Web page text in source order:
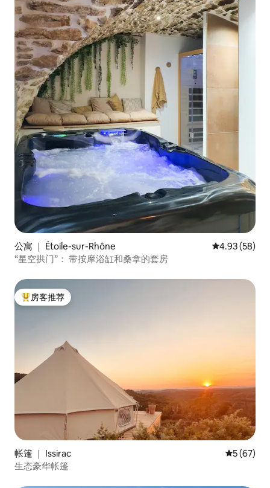
公寓 ｜ Étoile-sur-Rhône 平均评分
4.93 (58)
“星空拱门”： 带按摩浴缸和桑拿的套房
热门「房客推荐」
房客推荐
帐篷 ｜ Issirac 平均评分
5 (67)
生态豪华帐篷